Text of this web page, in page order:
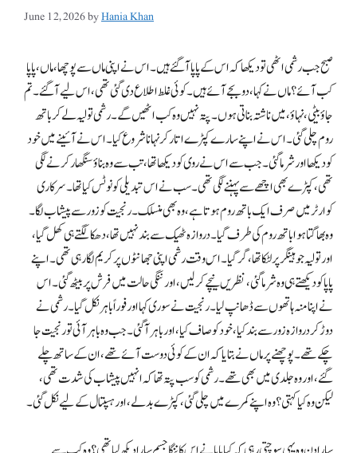
June 12, 2026byHania Khan
صبح جب رشمی اٹھی تو دیکھا کہ اس کے پاپا آگئے ہیں۔ اس نے اپنی ماں سے پوچھا، ماں، پاپا
کب آئے؟ ماں نے کہا، دو بجے آئے ہیں۔ کوئی غلط اطلاع دی گئی تھی، اس لیے آگئے۔ تم
جاؤ بیٹی، نہاؤ، میں ناشتہ بناتی ہوں۔ پتہ نہیں وہ کب اٹھیں گے۔ رشمی تولیہ لے کر باتھ
روم چلی گئی۔ اس نے اپنے سارے کپڑے اتار کر نہانا شروع کیا۔ اس نے آئینے میں خود
کو دیکھا اور شرما گئی۔ جب سے اس نے روی کو دیکھا تھا، تب سے وہ بناؤ سنگھار کرنے لگی
تھی، کپڑے بھی اچھے سے پہننے لگی تھی۔ سب نے اس تبدیلی کو نوٹس کیا تھا۔ سرکاری
کوارٹر میں صرف ایک باتھ روم ہوتا ہے، وہ بھی منسلک۔ رنجیت کو زور سے پیشاب لگا۔
وہ بھاگتا ہوا باتھ روم کی طرف گیا۔ دروازہ ٹھیک سے بند نہیں تھا، دھکا لگتے ہی کھل گیا،
اور تولیہ جو ہینگر پر لٹکا تھا، گر گیا۔ اس وقت رشمی اپنی جھانٹوں پر کریم لگا رہی تھی۔ اپنے
پاپا کو دیکھتے ہی وہ شرما گئی، نظریں نیچے کرلیں، اور ننگی حالت میں فرش پر بیٹھ گئی۔ اس
نے اپنا منہ ہاتھوں سے ڈھانپ لیا۔ رنجیت نے سوری کہا اور فوراً باہر نکل گیا۔ رشمی نے
دوڑ کر دروازہ زور سے بند کیا، خود کو صاف کیا، اور باہر آگئی۔ جب وہ باہر آئی تو رنجیت جا
چکے تھے۔ پوچھنے پر ماں نے بتایا کہ ان کے کوئی دوست آئے تھے، ان کے ساتھ چلے
گئے، اور وہ جلدی میں بھی تھے۔ رشمی کو سب پتہ تھا کہ انہیں پیشاب کی شدت تھی،
لیکن وہ کیا کہتی؟ وہ اپنے کمرے میں چلی گئی، کپڑے بدلے، اور ہسپتال کے لیے نکل گئی۔